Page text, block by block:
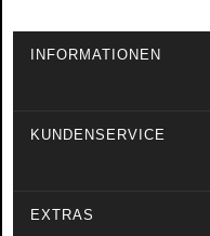
INFORMATIONEN
KUNDENSERVICE
EXTRAS